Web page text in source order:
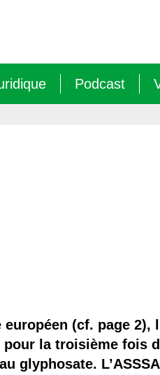
des OGM
OGM : l’offensive
Podcast
(cf. page 2),
la troisième fois
glyphosate.